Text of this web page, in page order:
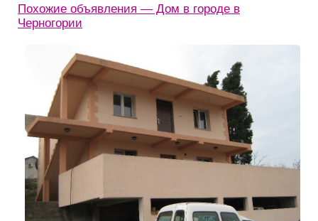
Похожие объявления — Дом в городе в
Черногории